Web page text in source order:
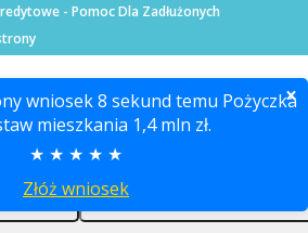
👨‍⚖️ Oddłużanie prawne
- Pomoc Dla Zadłużonych
×
wniosek8 sekund temu Pożyczka
mieszkania 1,4 mln zł.
★ ★ ★ ★ ★
Złóż wniosek